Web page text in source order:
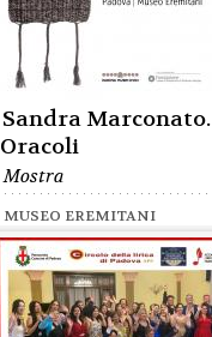
Sandra Marconato.
Oracoli
Mostra
MUSEO EREMITANI